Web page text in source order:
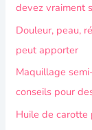
devez vraiment
Douleur, peau,
peut apporter
Maquillage
conseils pour
Huile de carotte